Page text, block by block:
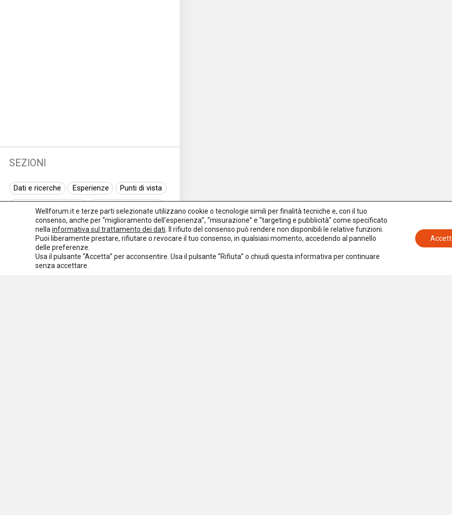
SEZIONI
Dati e ricerche Esperienze
Punti di vista
Normativa europea
Rassegna normativa
I seminari di Welforum
Eventi
Spazio ai promotori
Wellforum.it e terze parti selezionate utilizzano cookie o tecnologie simili per finalità tecniche e, con il tuo
consenso, anche per “miglioramento dell'esperienza”, “misurazione” e “targeting e pubblicità” come specificato
nella informativa sul trattamento dei dati . Il rifiuto del consenso può rendere non disponibili le relative funzioni.
Puoi liberamente prestare, rifiutare o revocare il tuo consenso, in qualsiasi momento, accedendo al pannello
delle preferenze.
Usa il pulsante “Accetta” per acconsentire. Usa il pulsante “Rifiuta” o chiudi questa informativa per continuare
senza accettare.